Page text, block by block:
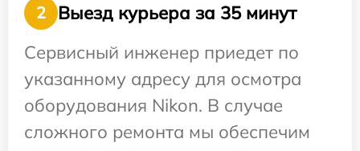
2
Выезд курьера за 35 минут
Сервисный инженер приедет по
указанному адресу для осмотра
оборудования Nikon. В случае
сложного ремонта мы обеспечим